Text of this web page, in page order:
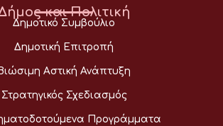
και Πολιτική
Δημοτικό Συμβούλιο
Δημοτική Επιτροπή
Βιώσιμη Αστική Ανάπτυξη
Στρατηγικός Σχεδιασμός
Προγράμματα